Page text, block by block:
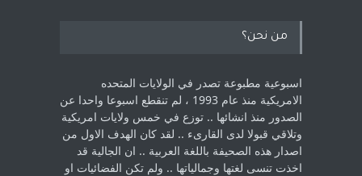
من نحن؟
اسبوعية مطبوعة تصدر في الولايات المتحده
الامريكية منذ عام 1993 ، لم ‏تنقطع اسبوعا واحدا عن
الصدور منذ انشائها .. توزع في خمس ولايات امريكية
‏وتلاقي قبولا لدى القارىء ..‏ لقد كان الهدف الاول من
اصدار هذه الصحيفة باللغة العربية .. ان الجالية قد
اخذت ‏تنسى لغتها وجمالياتها .. ولم تكن الفضائيات او